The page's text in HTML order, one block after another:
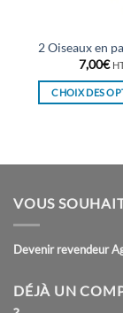
2 Oiseaux en
7,00€
CHOIX DES
Les
sur
VOUS
Devenir revendeur
DÉJÀ UN